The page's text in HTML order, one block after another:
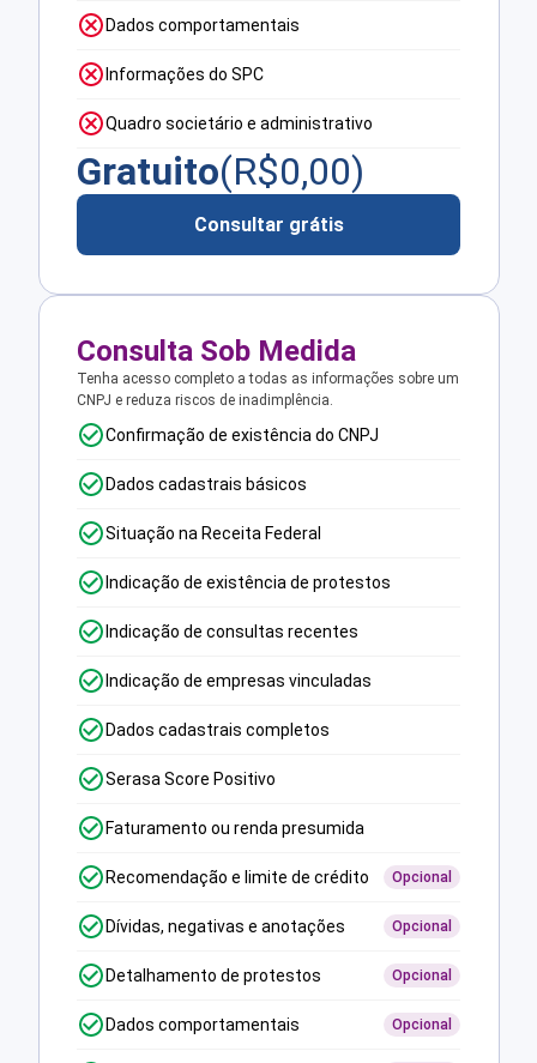
Dados comportamentais
Informações do SPC
Quadro societário e administrativo
Gratuito(R$0,00)
Consultar grátis
Consulta Sob Medida
Tenha acesso completo a todas as informações sobre um
CNPJ e reduza riscos de inadimplência.
Confirmação de existência do CNPJ
Dados cadastrais básicos
Situação na Receita Federal
Indicação de existência de protestos
Indicação de consultas recentes
Indicação de empresas vinculadas
Dados cadastrais completos
Serasa Score Positivo
Faturamento ou renda presumida
Recomendação e limite de crédito Opcional
Dívidas, negativas e anotações Opcional
Detalhamento de protestos Opcional
Dados comportamentais Opcional